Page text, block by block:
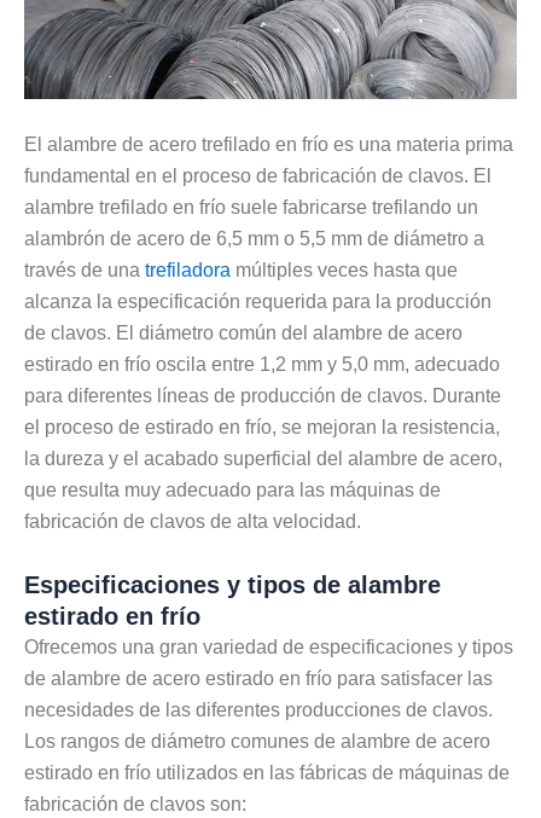
El alambre de acero trefilado en frío es una materia prima
fundamental en el proceso de fabricación de clavos. El
alambre trefilado en frío suele fabricarse trefilando un
alambrón de acero de 6,5 mm o 5,5 mm de diámetro a
través de una trefiladora múltiples veces hasta que
alcanza la especificación requerida para la producción
de clavos. El diámetro común del alambre de acero
estirado en frío oscila entre 1,2 mm y 5,0 mm, adecuado
para diferentes líneas de producción de clavos. Durante
el proceso de estirado en frío, se mejoran la resistencia,
la dureza y el acabado superficial del alambre de acero,
que resulta muy adecuado para las máquinas de
fabricación de clavos de alta velocidad.
Especificaciones y tipos de alambre
estirado en frío
Ofrecemos una gran variedad de especificaciones y tipos
de alambre de acero estirado en frío para satisfacer las
necesidades de las diferentes producciones de clavos.
Los rangos de diámetro comunes de alambre de acero
estirado en frío utilizados en las fábricas de máquinas de
fabricación de clavos son: